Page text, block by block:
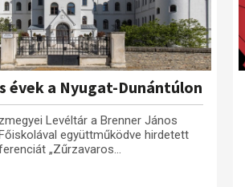
évek a Nyugat-Dunántúlon
Levéltár a Brenner János
együttműködve hirdetett
„Zűrzavaros...